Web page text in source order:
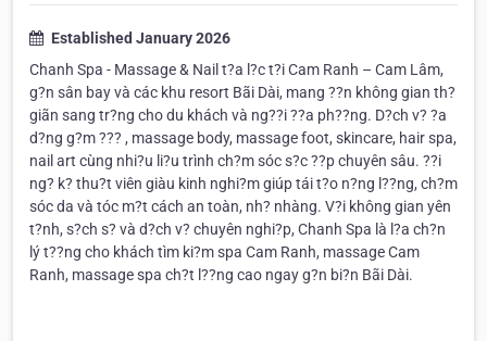
Established January 2026
Chanh Spa - Massage & Nail t?a l?c t?i Cam Ranh – Cam Lâm,
g?n sân bay và các khu resort Bãi Dài, mang ??n không gian th?
giãn sang tr?ng cho du khách và ng??i ??a ph??ng. D?ch v? ?a
d?ng g?m ??? , massage body, massage foot, skincare, hair spa,
nail art cùng nhi?u li?u trình ch?m sóc s?c ??p chuyên sâu. ??i
ng? k? thu?t viên giàu kinh nghi?m giúp tái t?o n?ng l??ng, ch?m
sóc da và tóc m?t cách an toàn, nh? nhàng. V?i không gian yên
t?nh, s?ch s? và d?ch v? chuyên nghi?p, Chanh Spa là l?a ch?n
lý t??ng cho khách tìm ki?m spa Cam Ranh, massage Cam
Ranh, massage spa ch?t l??ng cao ngay g?n bi?n Bãi Dài.